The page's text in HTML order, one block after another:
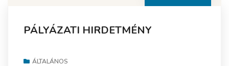
PÁLYÁZATI HIRDETMÉNY
ÁLTALÁNOS